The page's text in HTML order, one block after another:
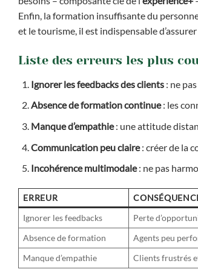
Enfin, la formation insuffisante du
et le tourisme, il est indispensable
Liste des erreurs les plus
Ignorer les feedbacks des clients: ne
Absence de formation continue: les
Manque d’empathie: une attitude
Communication peu claire: créer de la
Incohérence multimodale: ne pas
ERREUR
Ignorer les feedbacks
Perte
Absence de formation
Agents peu
Manque d’empathie
Clients frustrés